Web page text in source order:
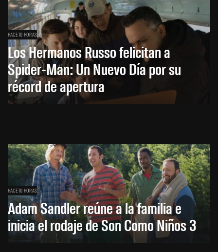
HACE 10 HORAS
Los Hermanos Russo felicitan a
Spider-Man: Un Nuevo Día por su
récord de apertura
HACE 10 HORAS
Adam Sandler reúne a la familia e
inicia el rodaje de Son Como Niños 3